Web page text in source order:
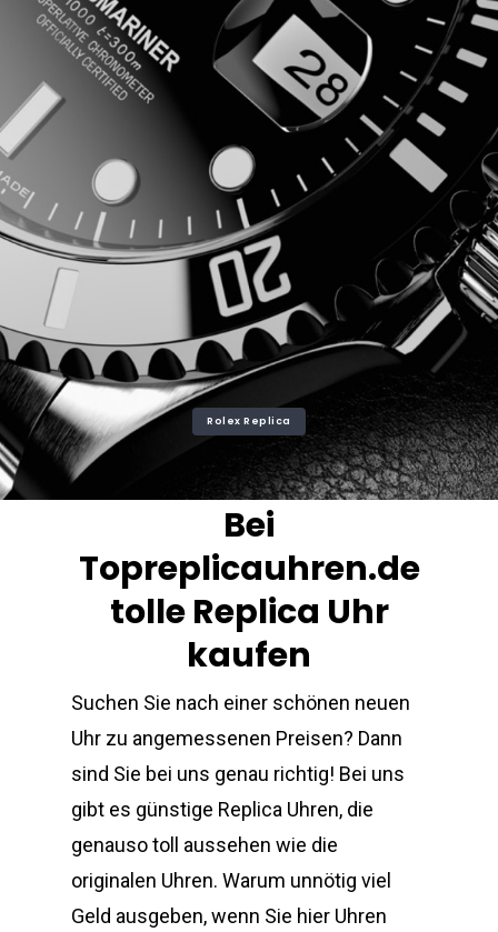
Rolex Replica
Bei
Topreplicauhren.de
tolle Replica Uhr
kaufen
Suchen Sie nach einer schönen neuen
Uhr zu angemessenen Preisen? Dann
sind Sie bei uns genau richtig! Bei uns
gibt es günstige Replica Uhren, die
genauso toll aussehen wie die
originalen Uhren. Warum unnötig viel
Geld ausgeben, wenn Sie hier Uhren